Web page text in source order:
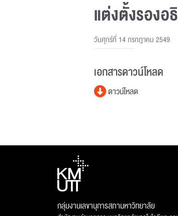
แต่งตั้งรองอ
วันศุกร์ที่ 14 กรกฎาคม 2549
เอกสารดาวน์โหลด
ดาวน์โหลด
กลุ่มงานเลขานุการสภามหาวิทยาลัย